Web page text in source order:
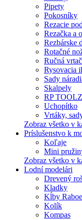
Pipety
Pokosníky
Rezacie
Rezačka a
Rezbárske
Rotačné
Ručná
Rysovacia
Sady
Skalpely
RP TOOLZ
Uchopítko
Vrtáky,
Zobraz všetko v
Príslušenstvo k
Koľaje
Mini
Zobraz všetko v
Lodní modelári
Drevený
Kladky
Kĺby
Kolík
Kompas